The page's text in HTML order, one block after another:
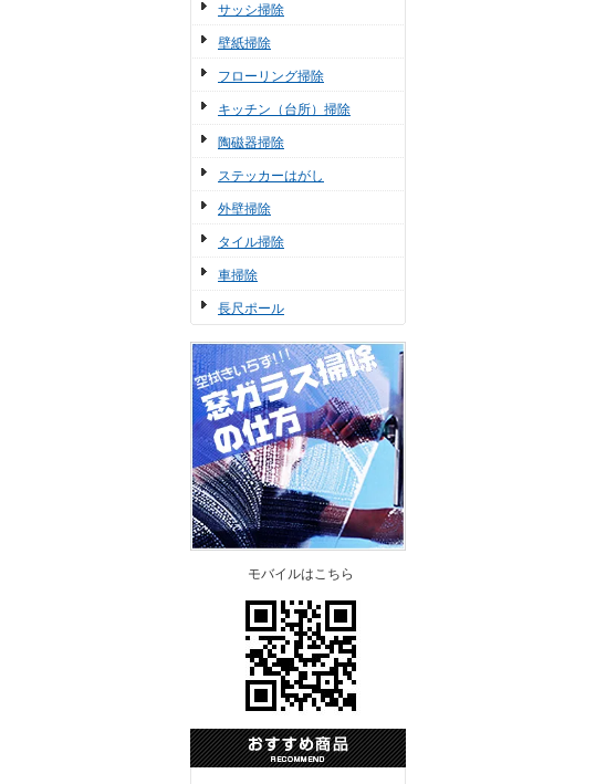
サッシ掃除
壁紙掃除
フローリング掃除
キッチン（台所）掃除
陶磁器掃除
ステッカーはがし
外壁掃除
タイル掃除
車掃除
長尺ポール
モバイルはこちら